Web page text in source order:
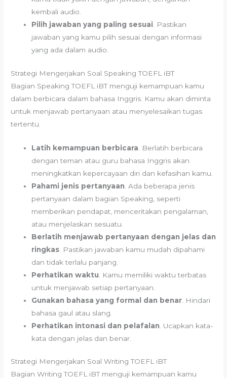
kembali audio.
Pilih jawaban yang paling sesuai . Pastikan
jawaban yang kamu pilih sesuai dengan informasi
yang ada dalam audio.
Strategi Mengerjakan Soal Speaking TOEFL iBT
Bagian Speaking TOEFL iBT menguji kemampuan kamu
dalam berbicara dalam bahasa Inggris. Kamu akan diminta
untuk menjawab pertanyaan atau menyelesaikan tugas
tertentu.
Latih kemampuan berbicara . Berlatih berbicara
dengan teman atau guru bahasa Inggris akan
meningkatkan kepercayaan diri dan kefasihan kamu.
Pahami jenis pertanyaan . Ada beberapa jenis
pertanyaan dalam bagian Speaking, seperti
memberikan pendapat, menceritakan pengalaman,
atau menjelaskan sesuatu.
Berlatih menjawab pertanyaan dengan jelas dan
ringkas . Pastikan jawaban kamu mudah dipahami
dan tidak terlalu panjang.
Perhatikan waktu . Kamu memiliki waktu terbatas
untuk menjawab setiap pertanyaan.
Gunakan bahasa yang formal dan benar . Hindari
bahasa gaul atau slang.
Perhatikan intonasi dan pelafalan . Ucapkan kata-
kata dengan jelas dan benar.
Strategi Mengerjakan Soal Writing TOEFL iBT
Bagian Writing TOEFL iBT menguji kemampuan kamu